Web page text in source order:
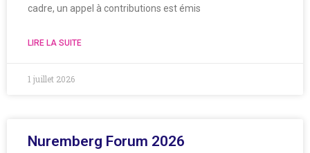
cadre, un appel à contributions est émis
LIRE LA SUITE
1 juillet 2026
Nuremberg Forum 2026